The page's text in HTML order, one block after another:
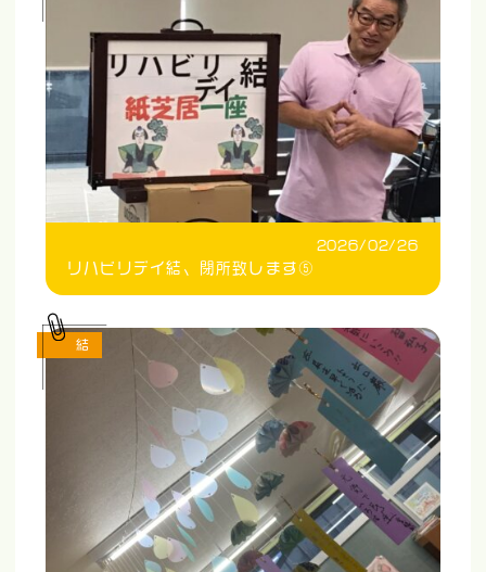
2026/02/26
リハビリデイ結、閉所致します⑤
結